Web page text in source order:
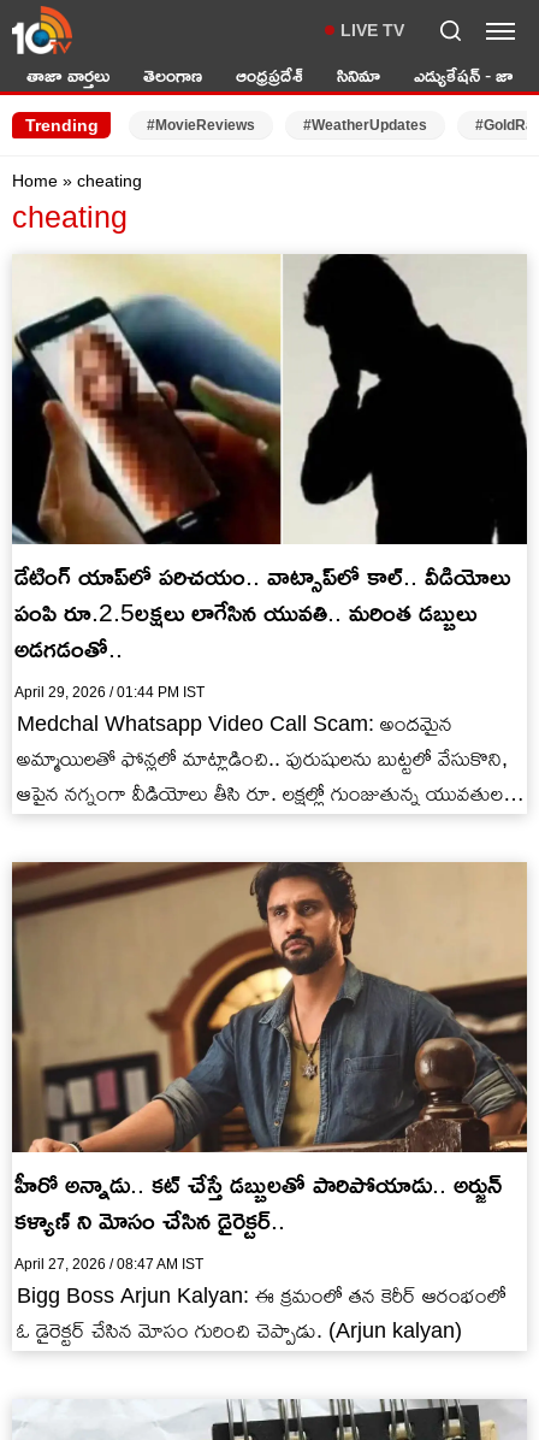
LIVE TV
తాజా వార్తలు తెలంగాణ ఆంధ్రప్రదేశ్ సినిమా ఎడ్యుకేషన్ - జాబ్స్
Trending #MovieReviews #WeatherUpdates
Home » cheating
cheating
డేటింగ్ యాప్‌లో పరిచయం.. వాట్సాప్‌లో కాల్.. వీడియోలు
పంపి రూ.2.5లక్షలు లాగేసిన యువతి.. మరింత డబ్బులు
అడగడంతో..
April 29, 2026 / 01:44 PM IST
Medchal Whatsapp Video Call Scam: అందమైన
అమ్మాయిలతో ఫోన్లలో మాట్లాడించి.. పురుషులను బుట్టలో వేసుకొని,
ఆపైన నగ్నంగా వీడియోలు తీసి రూ. లక్షల్లో గుంజుతున్న యువతుల
హీరో అన్నాడు.. కట్ చేస్తే డబ్బులతో పారిపోయాడు.. అర్జున్
కళ్యాణ్ ని మోసం చేసిన డైరెక్టర్..
April 27, 2026 / 08:47 AM IST
Bigg Boss Arjun Kalyan: ఈ క్రమంలో తన కెరీర్ ఆరంభంలో
ఓ డైరెక్టర్ చేసిన మోసం గురించి చెప్పాడు. (Arjun kalyan)